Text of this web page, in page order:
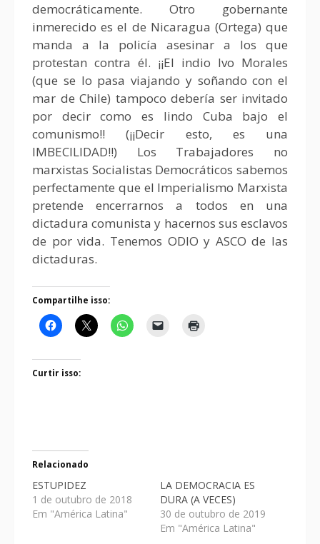
democráticamente. Otro gobernante
inmerecido es el de Nicaragua (Ortega) que
manda a la policía asesinar a los que
protestan contra él. ¡¡El indio Ivo Morales
(que se lo pasa viajando y soñando con el
mar de Chile) tampoco debería ser invitado
por decir como es lindo Cuba bajo el
comunismo!! (¡¡Decir esto, es una
IMBECILIDAD!!) Los Trabajadores no
marxistas Socialistas Democráticos sabemos
perfectamente que el Imperialismo Marxista
pretende encerrarnos a todos en una
dictadura comunista y hacernos sus esclavos
de por vida. Tenemos ODIO y ASCO de las
dictaduras.
Compartilhe isso:
Curtir isso:
Relacionado
ESTUPIDEZ
1 de outubro de 2018
Em "América Latina"
LA DEMOCRACIA ES
DURA (A VECES)
30 de outubro de 2019
Em "América Latina"